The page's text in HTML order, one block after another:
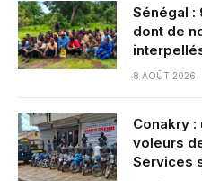
Sénégal :
dont de
8 AOÛT 2026
Conakry
voleurs
Services